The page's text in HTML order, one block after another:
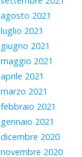
agosto 2021
luglio 2021
giugno 2021
maggio 2021
aprile 2021
marzo 2021
febbraio 2021
gennaio 2021
dicembre 2020
novembre 2020